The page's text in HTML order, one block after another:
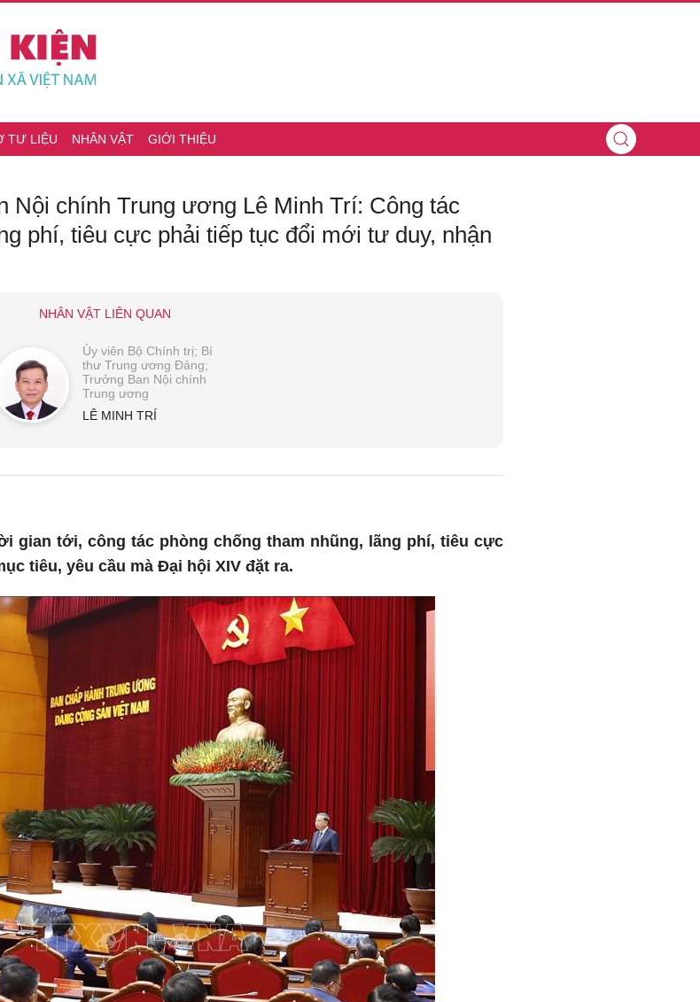
TƯ LIỆU NHÂN VẬT GIỚI THIỆU
chính Trung ương Lê Minh Trí: Công tác
phí, tiêu cực phải tiếp tục đổi mới tư duy, nhận
NHÂN VẬT LIÊN QUAN
Ủy viên Bộ Chính trị; Bí
thư Trung ương Đảng;
Trưởng Ban Nội chính
Trung ương
LÊ MINH TRÍ
gian tới, công tác phòng chống tham nhũng, lãng phí, tiêu cực
tiêu, yêu cầu mà Đại hội XIV đặt ra.